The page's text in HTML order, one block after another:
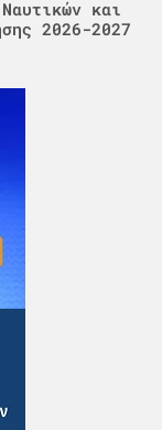
και
2026-2027